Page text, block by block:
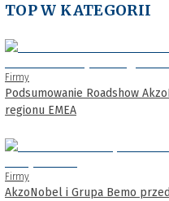
TOP W KATEGORII
Firmy
Podsumowanie Roadshow
regionu EMEA
Firmy
AkzoNobel i Grupa Bemo